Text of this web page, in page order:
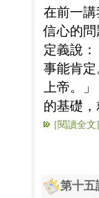
在前一
信心的
定義說
事能肯
上帝。
的基礎
[閱讀全文]
第十五